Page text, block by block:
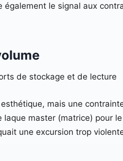
le signal aux
de stockage et de lecture
mais une
laque master (matrice) pour le
une excursion trop